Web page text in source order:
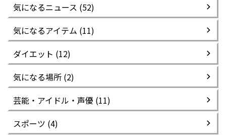
気になるニュース (52)
気になるアイテム (11)
ダイエット (12)
気になる場所 (2)
芸能・アイドル・声優 (11)
スポーツ (4)